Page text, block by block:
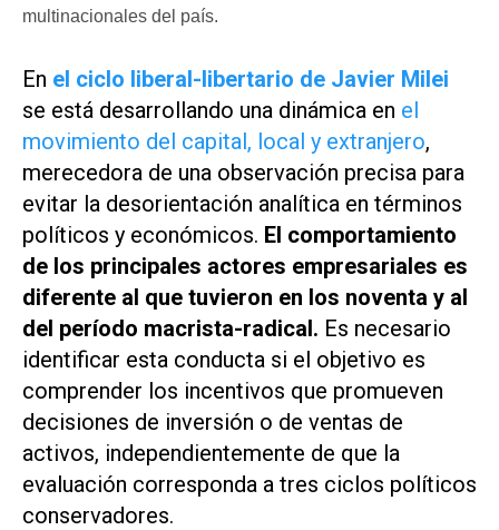
multinacionales del país.
En el ciclo liberal-libertario de Javier Milei
se está desarrollando una dinámica en el
movimiento del capital, local y extranjero,
merecedora de una observación precisa para
evitar la desorientación analítica en términos
políticos y económicos. El comportamiento
de los principales actores empresariales es
diferente al que tuvieron en los noventa y al
del período macrista-radical. Es necesario
identificar esta conducta si el objetivo es
comprender los incentivos que promueven
decisiones de inversión o de ventas de
activos, independientemente de que la
evaluación corresponda a tres ciclos políticos
conservadores.